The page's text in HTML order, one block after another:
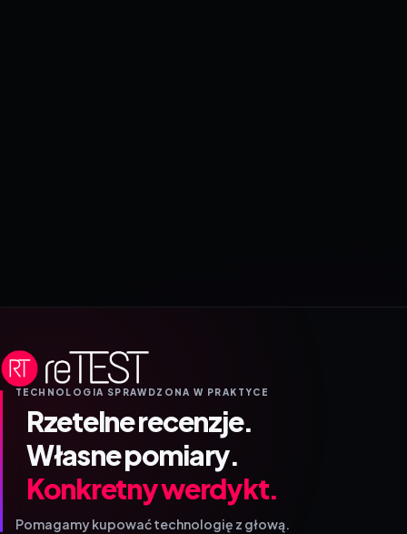
TECHNOLOGIA SPRAWDZONA W PRAKTYCE
Rzetelne recenzje.
Własne pomiary.
Konkretny werdykt.
Pomagamy kupować technologię z głową.